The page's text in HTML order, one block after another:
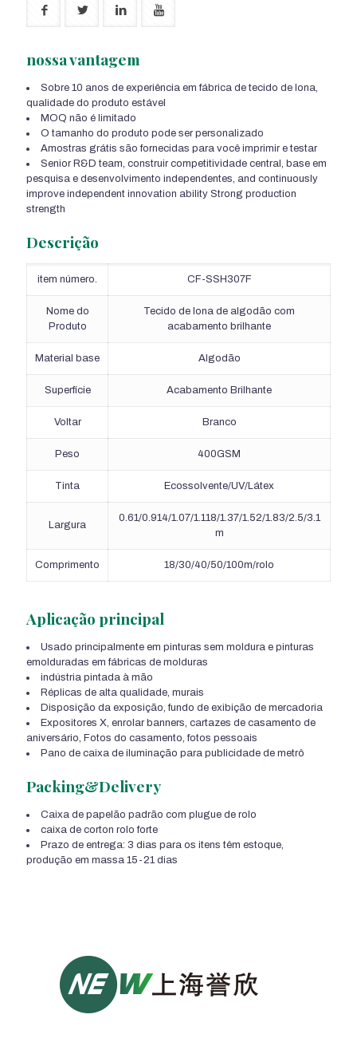
nossa vantagem
Sobre 10 anos de experiência em fábrica de tecido de lona,
qualidade do produto estável
MOQ não é limitado
O tamanho do produto pode ser personalizado
Amostras grátis são fornecidas para você imprimir e testar
Senior R&D team, construir competitividade central, base em
pesquisa e desenvolvimento independentes, and continuously
improve independent innovation ability Strong production
strength
Descrição
item número. CF-SSH307F
Nome do
Produto
Tecido de lona de algodão com
acabamento brilhante
Material base Algodão
Superfície Acabamento Brilhante
Voltar Branco
Peso 400GSM
Tinta Ecossolvente/UV/Látex
Largura
0.61/0.914/1.07/1.118/1.37/1.52/1.83/2.5/3.1
m
Comprimento 18/30/40/50/100m/rolo
Aplicação principal
Usado principalmente em pinturas sem moldura e pinturas
emolduradas em fábricas de molduras
indústria pintada à mão
Réplicas de alta qualidade, murais
Disposição da exposição, fundo de exibição de mercadoria
Expositores X, enrolar banners, cartazes de casamento de
aniversário, Fotos do casamento, fotos pessoais
Pano de caixa de iluminação para publicidade de metrô
Packing&Delivery
Caixa de papelão padrão com plugue de rolo
caixa de corton rolo forte
Prazo de entrega: 3 dias para os itens têm estoque,
produção em massa 15-21 dias